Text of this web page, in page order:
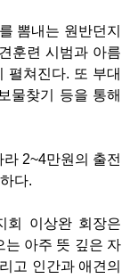
뽐내는 원반던지
훈련 시범과 아름
펼쳐진다. 또 부대
물찾기 등을 통해
2~4만원의 출전
다.
회 이상완 회장은
는 아주 뜻 깊은 자
고 인간과 애견의